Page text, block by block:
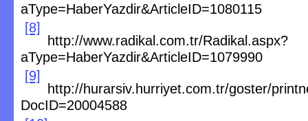
aType=HaberYazdir&ArticleID=1080115
[8]
http://www.radikal.com.tr/Radikal.aspx?
aType=HaberYazdir&ArticleID=1079990
[9]
http://hurarsiv.hurriyet.com.tr/goster/
DocID=20004588